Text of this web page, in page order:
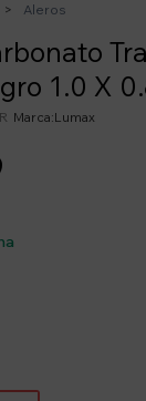
Aleros
1.0 X
Lumax